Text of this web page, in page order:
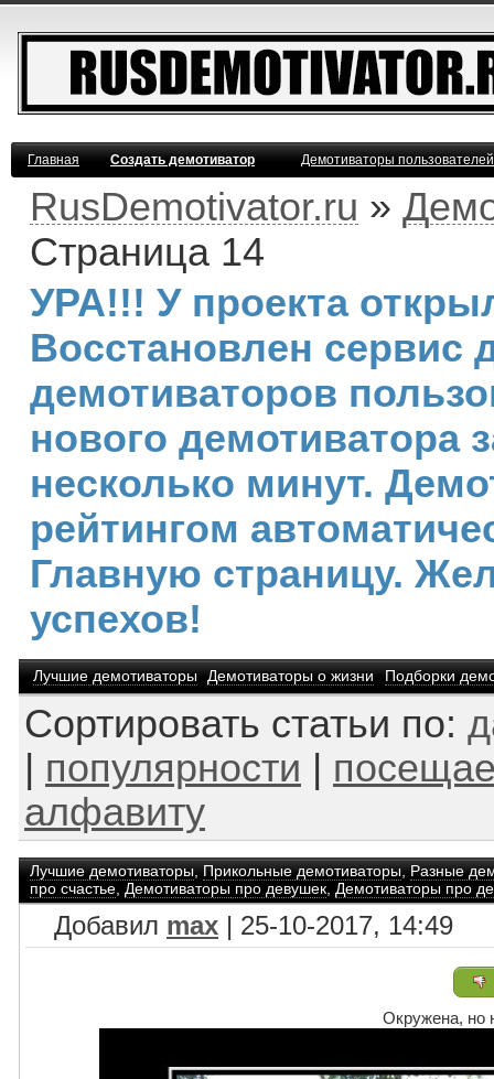
Главная Создать демотиватор Демотиваторы
RusDemotivator.ru »
Страница 14
УРА!!! У проекта
Восстановлен сервис
демотиваторов
нового демотиватора
несколько минут.
рейтингом
Главную страницу.
успехов!
Лучшие демотиваторы Демотиваторы о жизни Подборки
Сортировать статьи по:
популярности
алфавиту
Лучшие демотиваторы,Прикольные демотиваторы,Разные
про счастье Демотиваторы про девушек Демотиваторы про
Добавил max | 25-10-2017, 14:49
Окружена, но